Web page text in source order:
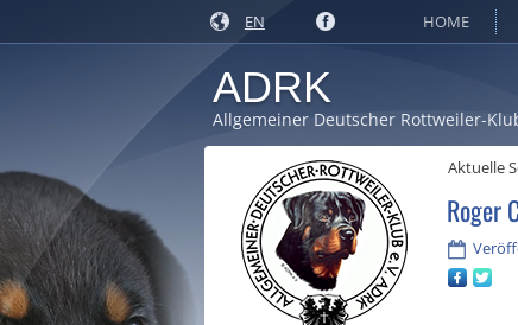
EN HOME
ADRK
Allgemeiner Deutscher Rottweiler-
Aktuelle
Roger